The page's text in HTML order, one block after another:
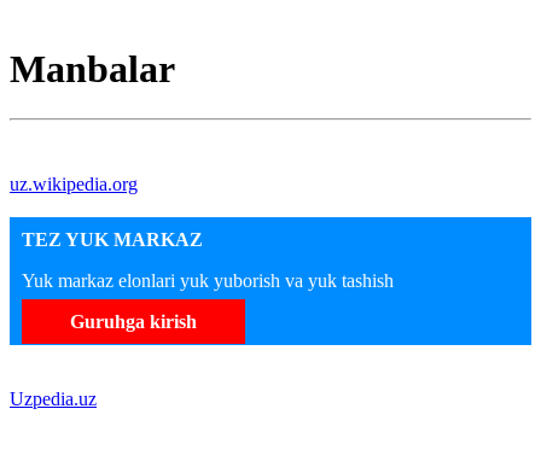
Manbalar
uz.wikipedia.org
TEZ YUK MARKAZ
Yuk markaz elonlari yuk yuborish va yuk tashish
Guruhga kirish
Uzpedia.uz